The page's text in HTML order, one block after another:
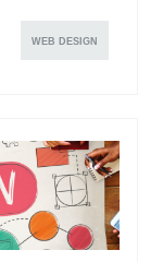
WEB DESIGN